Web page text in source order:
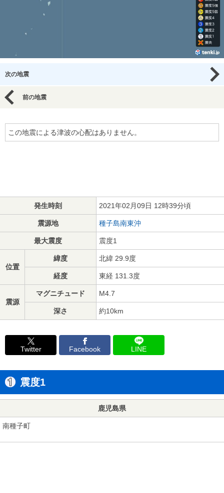
次の地震
前の地震
この地震による津波の心配はありません。
発生時刻 2021年02月09日 12時39分頃
震源地 種子島南東沖
最大震度 震度1
位置
緯度 北緯 29.9度
経度 東経 131.3度
震源
マグニチュード M4.7
深さ 約10km
Twitter Facebook LINE
震度1
鹿児島県
南種子町